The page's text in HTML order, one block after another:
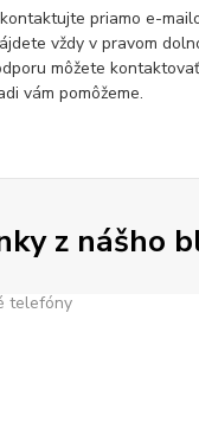
priamo e-
vždy v pravom
môžete
vám pomôžeme.
z nášho